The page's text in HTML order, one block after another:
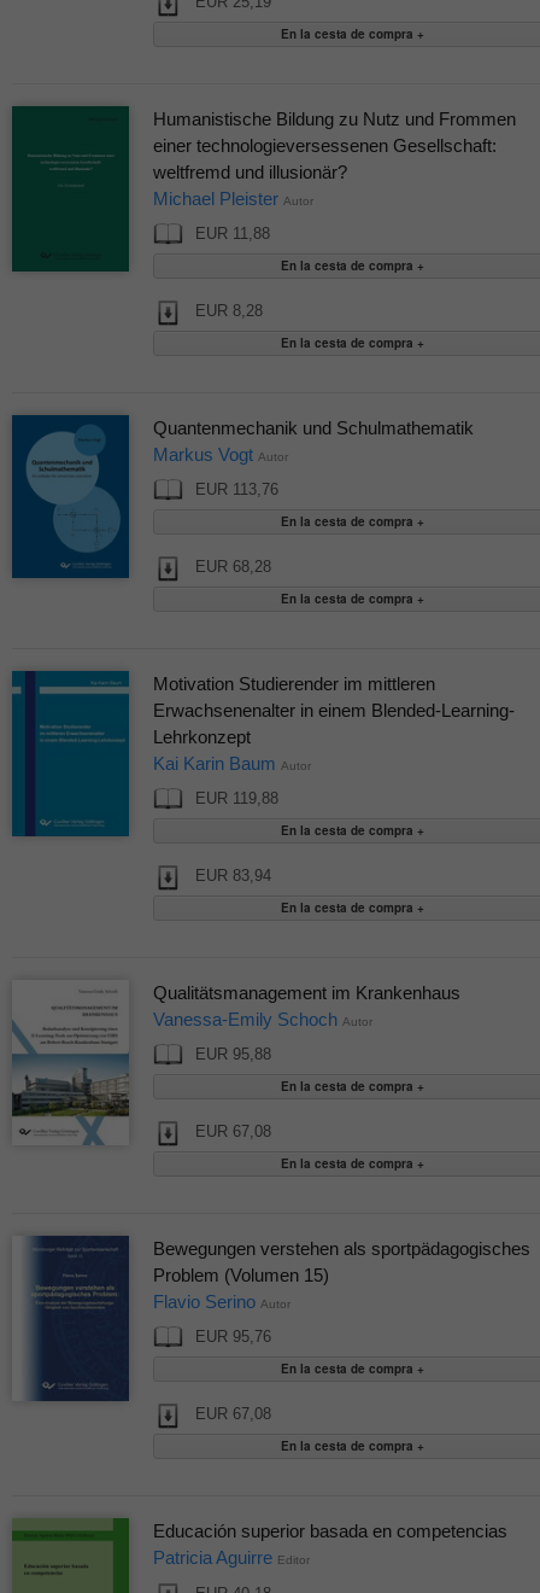
Humanistische Bildung zu Nutz und Frommen
einer technologieversessenen Gesellschaft:
weltfremd und illusionär?
Michael Pleister Autor
EUR 11,88
EUR 8,28
Quantenmechanik und Schulmathematik
Markus Vogt Autor
EUR 113,76
EUR 68,28
Motivation Studierender im mittleren
Erwachsenenalter in einem Blended-Learning-
Lehrkonzept
Kai Karin Baum Autor
EUR 119,88
EUR 83,94
Qualitätsmanagement im Krankenhaus
Vanessa-Emily Schoch Autor
EUR 95,88
EUR 67,08
Bewegungen verstehen als sportpädagogisches
Problem (Volumen 15)
Flavio Serino Autor
EUR 95,76
EUR 67,08
Educación superior basada en competencias
Patricia Aguirre Editor